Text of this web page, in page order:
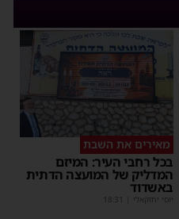
מאירים את השבת
בכל רחבי העיר: המיזם
המדליק של המועצה הדתית
באשדוד
יוסי יחזקאלי 18:31